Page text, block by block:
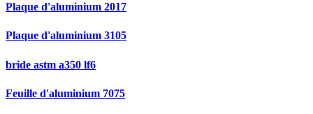
Plaque d'aluminium 2017
Plaque d'aluminium 3105
bride astm a350 lf6
Feuille d'aluminium 7075